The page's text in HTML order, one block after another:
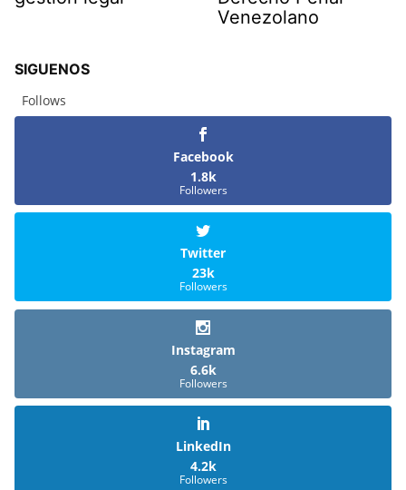
Venezolano
SIGUENOS
Follows
Facebook
1.8k
Followers
Twitter
23k
Followers
Instagram
6.6k
Followers
LinkedIn
4.2k
Followers